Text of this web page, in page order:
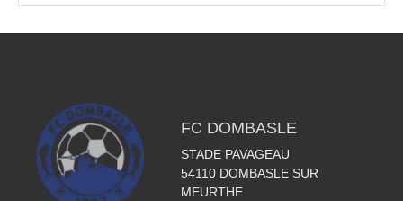
FC DOMBASLE
STADE PAVAGEAU
54110 DOMBASLE SUR
MEURTHE